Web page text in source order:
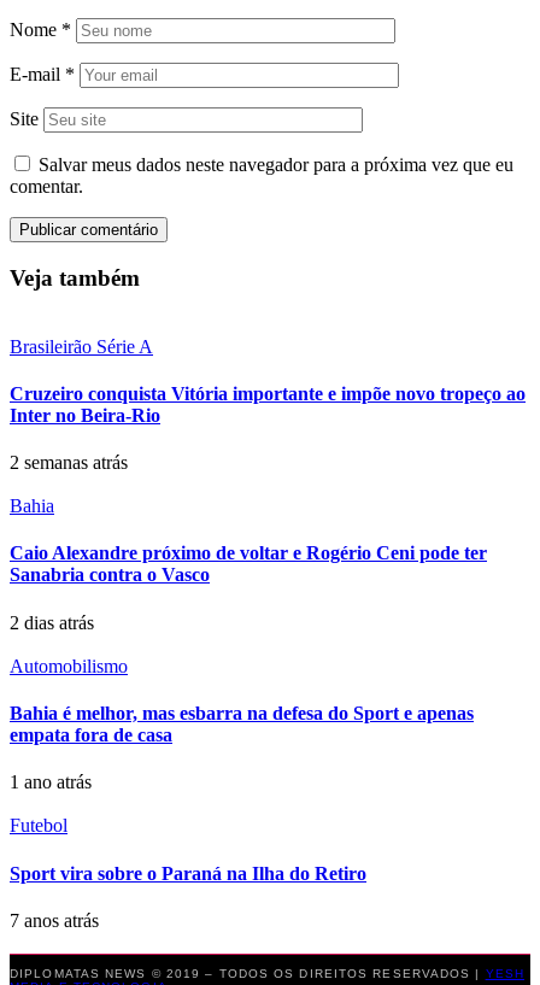
Nome *
E-mail *
Site
Salvar meus dados neste navegador para a próxima vez que eu
comentar.
Veja também
Brasileirão Série A
Cruzeiro conquista Vitória importante e impõe novo tropeço ao
Inter no Beira-Rio
2 semanas atrás
Bahia
Caio Alexandre próximo de voltar e Rogério Ceni pode ter
Sanabria contra o Vasco
2 dias atrás
Automobilismo
Bahia é melhor, mas esbarra na defesa do Sport e apenas
empata fora de casa
1 ano atrás
Futebol
Sport vira sobre o Paraná na Ilha do Retiro
7 anos atrás
DIPLOMATAS NEWS © 2019 – TODOS OS DIREITOS RESERVADOS | YESH